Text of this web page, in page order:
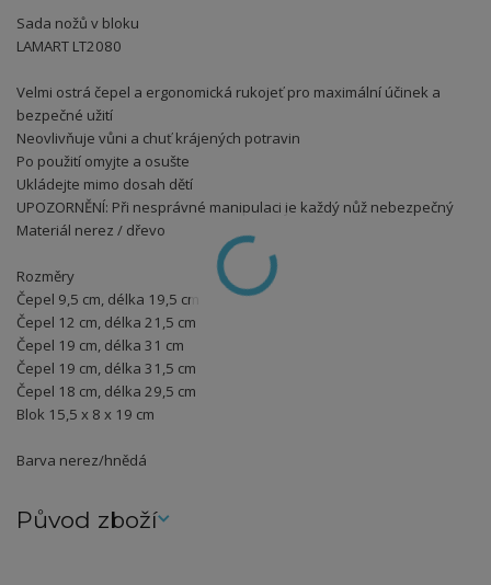
Sada nožů v bloku
LAMART LT2080
Velmi ostrá čepel a ergonomická rukojeť pro maximální účinek a
bezpečné užití
Neovlivňuje vůni a chuť krájených potravin
Po použití omyjte a osušte
Ukládejte mimo dosah dětí
UPOZORNĚNÍ: Při nesprávné manipulaci je každý nůž nebezpečný
Materiál nerez / dřevo
Rozměry
Čepel 9,5 cm, délka 19,5 cm
Čepel 12 cm, délka 21,5 cm
Čepel 19 cm, délka 31 cm
Čepel 19 cm, délka 31,5 cm
Čepel 18 cm, délka 29,5 cm
Blok 15,5 x 8 x 19 cm
Barva nerez/hnědá
Původ zboží